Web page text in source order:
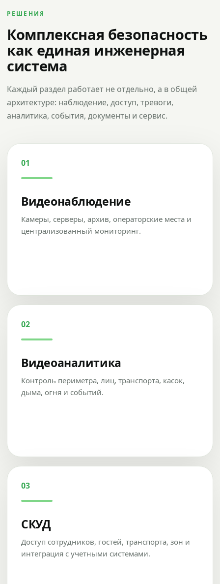
РЕШЕНИЯ
Комплексная безопасность
как единая инженерная
система
Каждый раздел работает не отдельно, а в общей
архитектуре: наблюдение, доступ, тревоги,
аналитика, события, документы и сервис.
01
Видеонаблюдение
Камеры, серверы, архив, операторские места и
централизованный мониторинг.
02
Видеоаналитика
Контроль периметра, лиц, транспорта, касок,
дыма, огня и событий.
03
СКУД
Доступ сотрудников, гостей, транспорта, зон и
интеграция с учетными системами.